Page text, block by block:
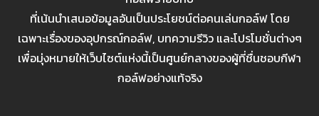
ที่เน้นนำเสนอข้อมูลอันเป็นประโยชน์ต่อคนเล่นกอล์ฟ โดย
เฉพาะเรื่องของอุปกรณ์กอล์ฟ, บทความรีวิว และโปรโมชั่นต่างๆ
เพื่อมุ่งหมายให้เว็บไซต์แห่งนี้เป็นศูนย์กลางของผู้ที่ชื่นชอบกีฬา
กอล์ฟอย่างแท้จริง